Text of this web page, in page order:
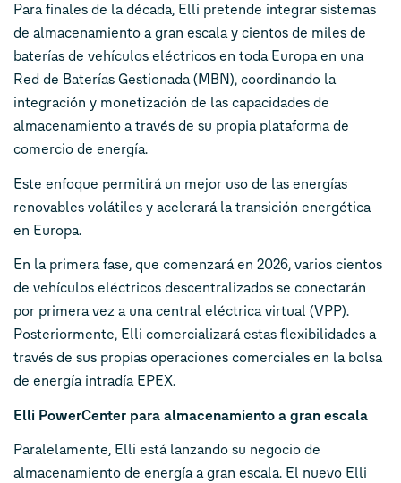
Para finales de la década, Elli pretende integrar sistemas
de almacenamiento a gran escala y cientos de miles de
baterías de vehículos eléctricos en toda Europa en una
Red de Baterías Gestionada (MBN), coordinando la
integración y monetización de las capacidades de
almacenamiento a través de su propia plataforma de
comercio de energía.
Este enfoque permitirá un mejor uso de las energías
renovables volátiles y acelerará la transición energética
en Europa.
En la primera fase, que comenzará en 2026, varios cientos
de vehículos eléctricos descentralizados se conectarán
por primera vez a una central eléctrica virtual (VPP).
Posteriormente, Elli comercializará estas flexibilidades a
través de sus propias operaciones comerciales en la bolsa
de energía intradía EPEX.
Elli PowerCenter para almacenamiento a gran escala
Paralelamente, Elli está lanzando su negocio de
almacenamiento de energía a gran escala. El nuevo Elli